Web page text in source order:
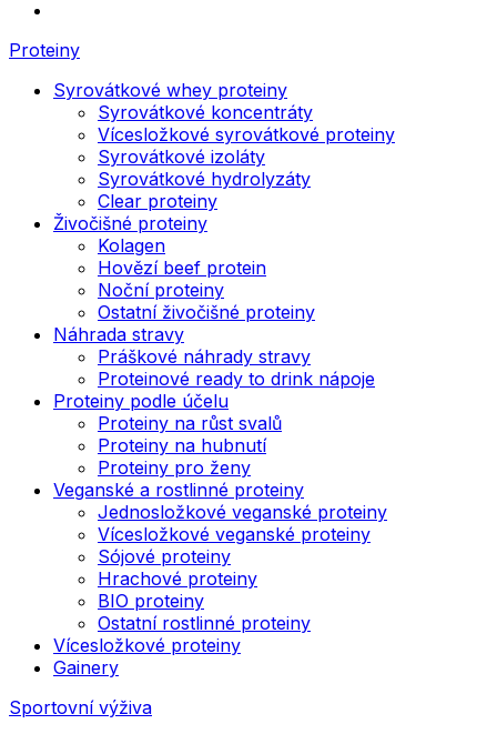
Proteiny
Syrovátkové whey proteiny
Syrovátkové koncentráty
Vícesložkové syrovátkové proteiny
Syrovátkové izoláty
Syrovátkové hydrolyzáty
Clear proteiny
Živočišné proteiny
Kolagen
Hovězí beef protein
Noční proteiny
Ostatní živočišné proteiny
Náhrada stravy
Práškové náhrady stravy
Proteinové ready to drink nápoje
Proteiny podle účelu
Proteiny na růst svalů
Proteiny na hubnutí
Proteiny pro ženy
Veganské a rostlinné proteiny
Jednosložkové veganské proteiny
Vícesložkové veganské proteiny
Sójové proteiny
Hrachové proteiny
BIO proteiny
Ostatní rostlinné proteiny
Vícesložkové proteiny
Gainery
Sportovní výživa